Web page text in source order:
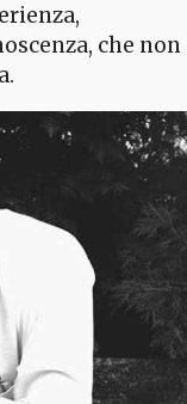
che non